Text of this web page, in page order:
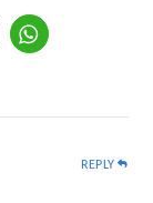
REPLY